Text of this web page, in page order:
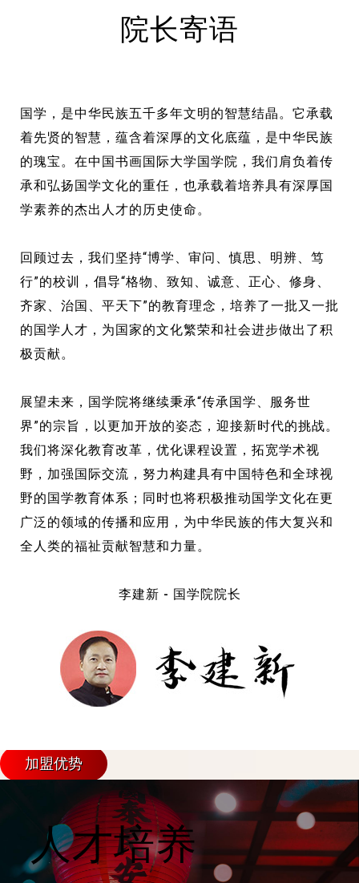
Open Courses
国学讲堂、国学夜话
公益课程与直播
课程详情
Franchise Programs
中国书画国际大学
加盟优势
院长寄语
国学，是中华民族五千多年文明的智慧结晶。它承载
着先贤的智慧，蕴含着深厚的文化底蕴，是中华民族
的瑰宝。在中国书画国际大学国学院，我们肩负着传
承和弘扬国学文化的重任，也承载着培养具有深厚国
学素养的杰出人才的历史使命。
回顾过去，我们坚持“博学、审问、慎思、明辨、笃
行”的校训，倡导“格物、致知、诚意、正心、修身、
齐家、治国、平天下”的教育理念，培养了一批又一批
的国学人才，为国家的文化繁荣和社会进步做出了积
极贡献。
展望未来，国学院将继续秉承“传承国学、服务世
界”的宗旨，以更加开放的姿态，迎接新时代的挑战。
我们将深化教育改革，优化课程设置，拓宽学术视
野，加强国际交流，努力构建具有中国特色和全球视
野的国学教育体系；同时也将积极推动国学文化在更
广泛的领域的传播和应用，为中华民族的伟大复兴和
全人类的福祉贡献智慧和力量。
李建新 - 国学院院长
人才培养